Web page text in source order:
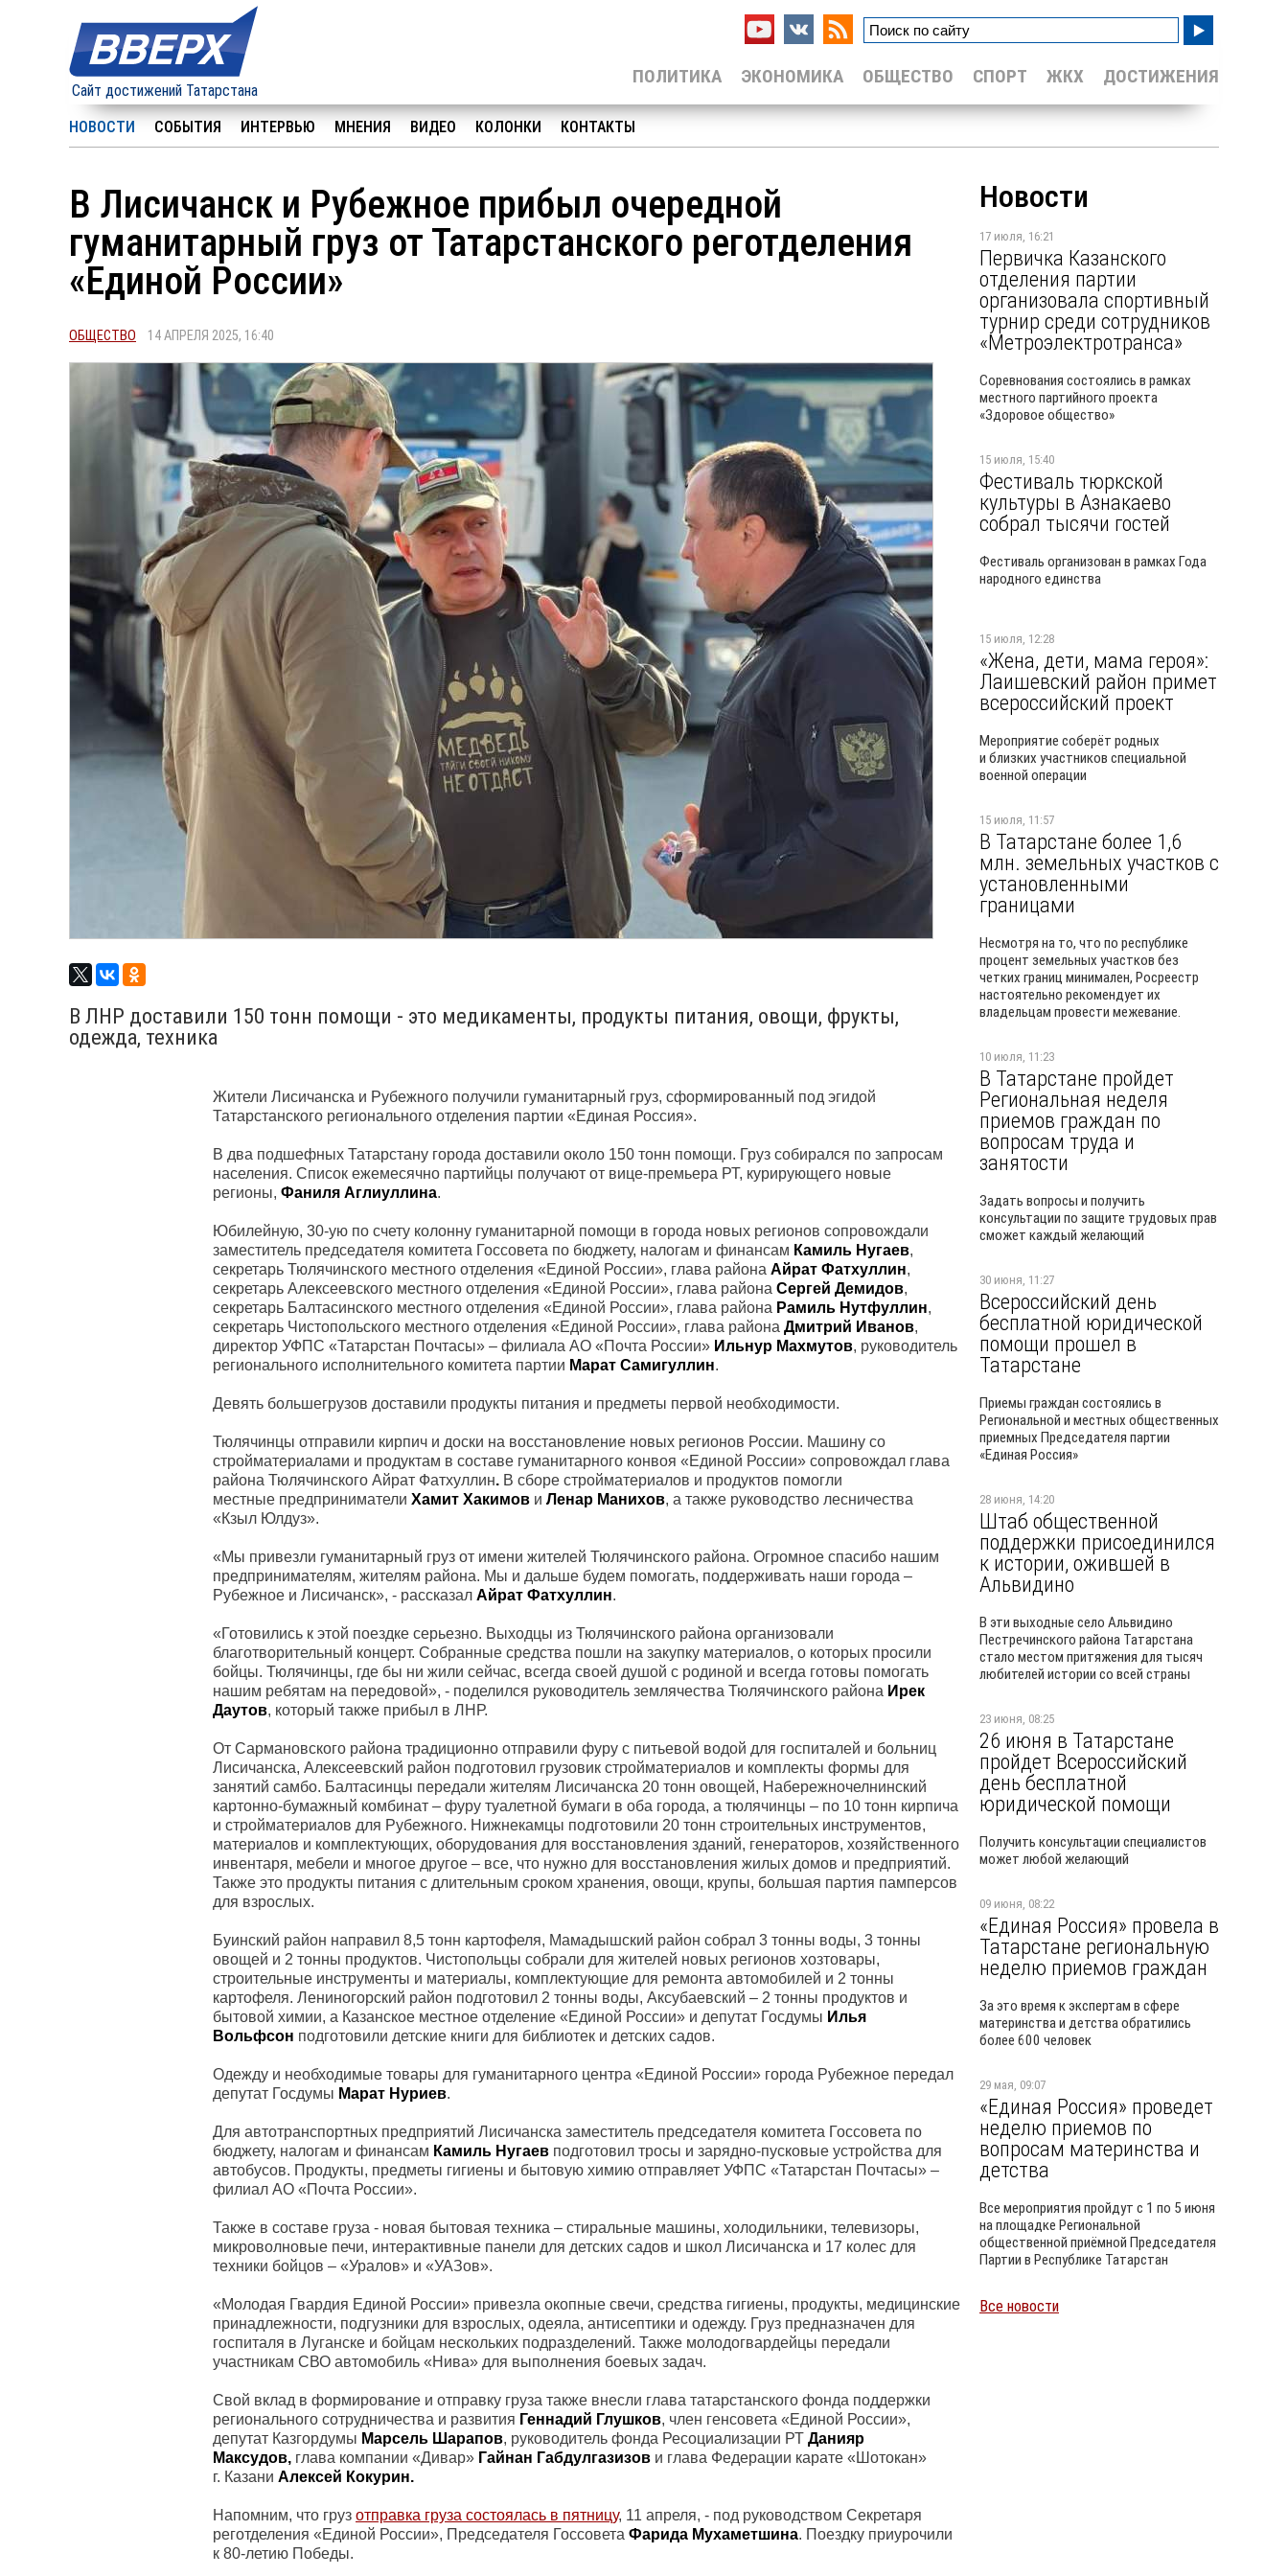
Сайт достижений Татарстана
ДОСТИЖЕНИЯ
ЖКХ
СПОРТ
ОБЩЕСТВО
ЭКОНОМИКА
ПОЛИТИКА
НОВОСТИ СОБЫТИЯ ИНТЕРВЬЮ МНЕНИЯ ВИДЕО КОЛОНКИ КОНТАКТЫ
В Лисичанск и Рубежное прибыл очередной
гуманитарный груз от Татарстанского реготделения
«Единой России»
ОБЩЕСТВО 14 АПРЕЛЯ 2025, 16:40
В ЛНР доставили 150 тонн помощи - это медикаменты, продукты питания, овощи, фрукты,
одежда, техника
Жители Лисичанска и Рубежного получили гуманитарный груз, сформированный под эгидой
Татарстанского регионального отделения партии «Единая Россия».
В два подшефных Татарстану города доставили около 150 тонн помощи. Груз собирался по запросам
населения. Список ежемесячно партийцы получают от вице-премьера РТ, курирующего новые
регионы, Фаниля Аглиуллина.
Юбилейную, 30-ую по счету колонну гуманитарной помощи в города новых регионов сопровождали
заместитель председателя комитета Госсовета по бюджету, налогам и финансам Камиль Нугаев,
секретарь Тюлячинского местного отделения «Единой России», глава района Айрат Фатхуллин,
секретарь Алексеевского местного отделения «Единой России», глава района Сергей Демидов,
секретарь Балтасинского местного отделения «Единой России», глава района Рамиль Нутфуллин,
секретарь Чистопольского местного отделения «Единой России», глава района Дмитрий Иванов,
директор УФПС «Татарстан Почтасы» – филиала АО «Почта России» Ильнур Махмутов, руководитель
регионального исполнительного комитета партии Марат Самигуллин.
Девять большегрузов доставили продукты питания и предметы первой необходимости.
Тюлячинцы отправили кирпич и доски на восстановление новых регионов России. Машину со
стройматериалами и продуктам в составе гуманитарного конвоя «Единой России» сопровождал глава
района Тюлячинского Айрат Фатхуллин. В сборе стройматериалов и продуктов помогли
местные предприниматели Хамит Хакимов и Ленар Манихов, а также руководство лесничества
«Кзыл Юлдуз».
«Мы привезли гуманитарный груз от имени жителей Тюлячинского района. Огромное спасибо нашим
предпринимателям, жителям района. Мы и дальше будем помогать, поддерживать наши города –
Рубежное и Лисичанск», - рассказал Айрат Фатхуллин.
«Готовились к этой поездке серьезно. Выходцы из Тюлячинского района организовали
благотворительный концерт. Собранные средства пошли на закупку материалов, о которых просили
бойцы. Тюлячинцы, где бы ни жили сейчас, всегда своей душой с родиной и всегда готовы помогать
нашим ребятам на передовой», - поделился руководитель землячества Тюлячинского района Ирек
Даутов, который также прибыл в ЛНР.
От Сармановского района традиционно отправили фуру с питьевой водой для госпиталей и больниц
Лисичанска, Алексеевский район подготовил грузовик стройматериалов и комплекты формы для
занятий самбо. Балтасинцы передали жителям Лисичанска 20 тонн овощей, Набережночелнинский
картонно-бумажный комбинат – фуру туалетной бумаги в оба города, а тюлячинцы – по 10 тонн кирпича
и стройматериалов для Рубежного. Нижнекамцы подготовили 20 тонн строительных инструментов,
материалов и комплектующих, оборудования для восстановления зданий, генераторов, хозяйственного
инвентаря, мебели и многое другое – все, что нужно для восстановления жилых домов и предприятий.
Также это продукты питания с длительным сроком хранения, овощи, крупы, большая партия памперсов
для взрослых.
Буинский район направил 8,5 тонн картофеля, Мамадышский район собрал 3 тонны воды, 3 тонны
овощей и 2 тонны продуктов. Чистопольцы собрали для жителей новых регионов хозтовары,
строительные инструменты и материалы, комплектующие для ремонта автомобилей и 2 тонны
картофеля. Лениногорский район подготовил 2 тонны воды, Аксубаевский – 2 тонны продуктов и
бытовой химии, а Казанское местное отделение «Единой России» и депутат Госдумы Илья
Вольфсон подготовили детские книги для библиотек и детских садов.
Одежду и необходимые товары для гуманитарного центра «Единой России» города Рубежное передал
депутат Госдумы Марат Нуриев.
Для автотранспортных предприятий Лисичанска заместитель председателя комитета Госсовета по
бюджету, налогам и финансам Камиль Нугаев подготовил тросы и зарядно-пусковые устройства для
автобусов. Продукты, предметы гигиены и бытовую химию отправляет УФПС «Татарстан Почтасы» –
филиал АО «Почта России».
Также в составе груза - новая бытовая техника – стиральные машины, холодильники, телевизоры,
микроволновые печи, интерактивные панели для детских садов и школ Лисичанска и 17 колес для
техники бойцов – «Уралов» и «УАЗов».
«Молодая Гвардия Единой России» привезла окопные свечи, средства гигиены, продукты, медицинские
принадлежности, подгузники для взрослых, одеяла, антисептики и одежду. Груз предназначен для
госпиталя в Луганске и бойцам нескольких подразделений. Также молодогвардейцы передали
участникам СВО автомобиль «Нива» для выполнения боевых задач.
Свой вклад в формирование и отправку груза также внесли глава татарстанского фонда поддержки
регионального сотрудничества и развития Геннадий Глушков, член генсовета «Единой России»,
депутат Казгордумы Марсель Шарапов, руководитель фонда Ресоциализации РТ Данияр
Максудов, глава компании «Дивар» Гайнан Габдулгазизов и глава Федерации карате «Шотокан»
г. Казани Алексей Кокурин.
Напомним, что груз отправка груза состоялась в пятницу, 11 апреля, - под руководством Секретаря
реготделения «Единой России», Председателя Госсовета Фарида Мухаметшина. Поездку приурочили
к 80-летию Победы.
Новости
17 июля, 16:21
Первичка Казанского
отделения партии
организовала спортивный
турнир среди сотрудников
«Метроэлектротранса»
Соревнования состоялись в рамках
местного партийного проекта
«Здоровое общество»
15 июля, 15:40
Фестиваль тюркской
культуры в Азнакаево
собрал тысячи гостей
Фестиваль организован в рамках Года
народного единства
15 июля, 12:28
«Жена, дети, мама героя»:
Лаишевский район примет
всероссийский проект
Мероприятие соберёт родных
и близких участников специальной
военной операции
15 июля, 11:57
В Татарстане более 1,6
млн. земельных участков с
установленными
границами
Несмотря на то, что по республике
процент земельных участков без
четких границ минимален, Росреестр
настоятельно рекомендует их
владельцам провести межевание.
10 июля, 11:23
В Татарстане пройдет
Региональная неделя
приемов граждан по
вопросам труда и
занятости
Задать вопросы и получить
консультации по защите трудовых прав
сможет каждый желающий
30 июня, 11:27
Всероссийский день
бесплатной юридической
помощи прошел в
Татарстане
Приемы граждан состоялись в
Региональной и местных общественных
приемных Председателя партии
«Единая Россия»
28 июня, 14:20
Штаб общественной
поддержки присоединился
к истории, ожившей в
Альвидино
В эти выходные село Альвидино
Пестречинского района Татарстана
стало местом притяжения для тысяч
любителей истории со всей страны
23 июня, 08:25
26 июня в Татарстане
пройдет Всероссийский
день бесплатной
юридической помощи
Получить консультации специалистов
может любой желающий
09 июня, 08:22
«Единая Россия» провела в
Татарстане региональную
неделю приемов граждан
За это время к экспертам в сфере
материнства и детства обратились
более 600 человек
29 мая, 09:07
«Единая Россия» проведет
неделю приемов по
вопросам материнства и
детства
Все мероприятия пройдут с 1 по 5 июня
на площадке Региональной
общественной приёмной Председателя
Партии в Республике Татарстан
Все новости